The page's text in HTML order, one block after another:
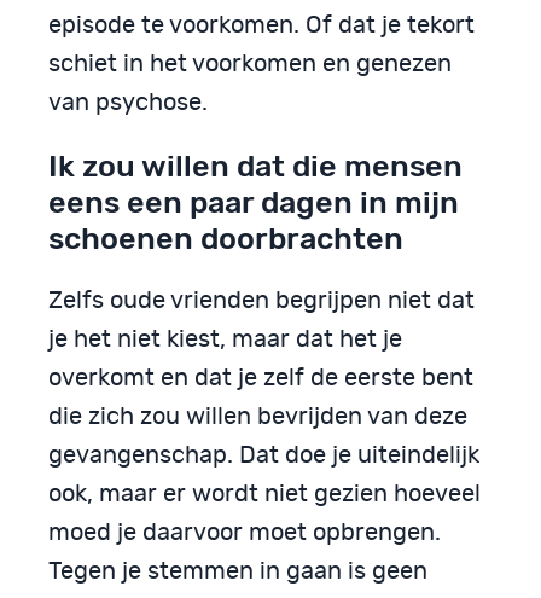
episode te voorkomen. Of dat je tekort
schiet in het voorkomen en genezen
van psychose.
Ik zou willen dat die mensen
eens een paar dagen in mijn
schoenen doorbrachten
Zelfs oude vrienden begrijpen niet dat
je het niet kiest, maar dat het je
overkomt en dat je zelf de eerste bent
die zich zou willen bevrijden van deze
gevangenschap. Dat doe je uiteindelijk
ook, maar er wordt niet gezien hoeveel
moed je daarvoor moet opbrengen.
Tegen je stemmen in gaan is geen